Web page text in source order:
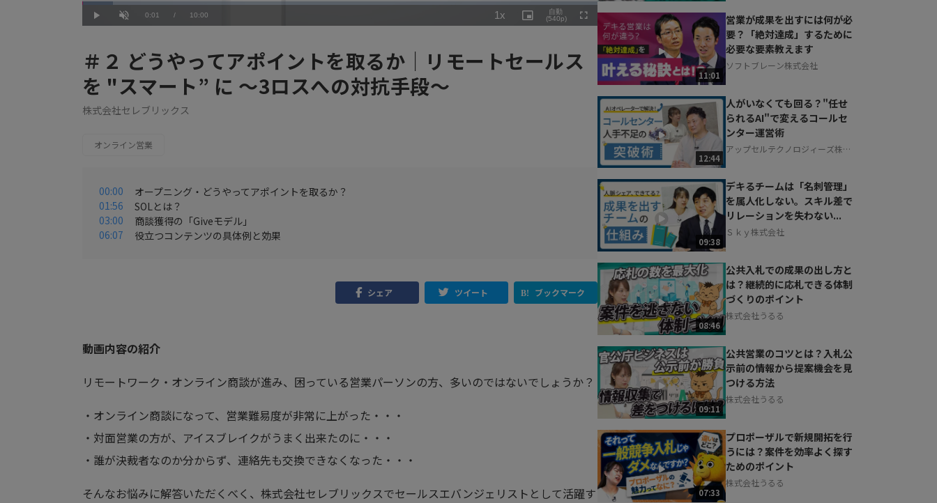
Play UnmuteCurrent
0:01 / Duration
10:00
Loaded:
1x
Rate
Picture-
in-
自動
(540p)
Fullscreen
＃２ どうやってアポイントを取るか｜リモートセールス
を "スマート” に ～3ロスへの対抗手段～
株式会社セレブリックス
オンライン営業
00:00
オープニング・どうやってアポイントを取るか？
01:56
SOLとは？
03:00
商談獲得の「Giveモデル」
06:07
役立つコンテンツの具体例と効果
シェア ツイート ブックマーク
動画内容の紹介
リモートワーク・オンライン商談が進み、困っている営業パーソンの方、多いのではないでしょうか？
・オンライン商談になって、営業難易度が非常に上がった・・・
・対面営業の方が、アイスブレイクがうまく出来たのに・・・
・誰が決裁者なのか分からず、連絡先も交換できなくなった・・・
そんなお悩みに解答いただくべく、株式会社セレブリックスでセールスエバンジェリストとして活躍す
11:01
営業が成果を出すには何が必
要？「絶対達成」するために
必要な要素教えます
ソフトブレーン株式会社
12:44
人がいなくても回る？"任せ
られるAI"で変えるコールセ
ンター運営術
アップセルテクノロジィーズ株式
09:38
デキるチームは「名刺管理」
を属人化しない。スキル差で
リレーションを失わない...
Ｓｋｙ株式会社
08:46
公共入札での成果の出し方と
は？継続的に応札できる体制
づくりのポイント
株式会社うるる
09:11
公共営業のコツとは？入札公
示前の情報から提案機会を見
つける方法
株式会社うるる
07:33
プロポーザルで新規開拓を行
うには？案件を効率よく探す
ためのポイント
株式会社うるる